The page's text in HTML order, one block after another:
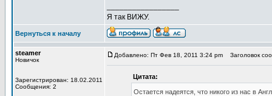
Я так ВИЖУ.
Вернуться к началу
steamer
Новичок
Зарегистрирован: 18.02.2011
Сообщения: 2
Добавлено: Пт Фев 18, 2011 3:24 pm Заголовок
Цитата:
Остается надеятся, что никого из нас в